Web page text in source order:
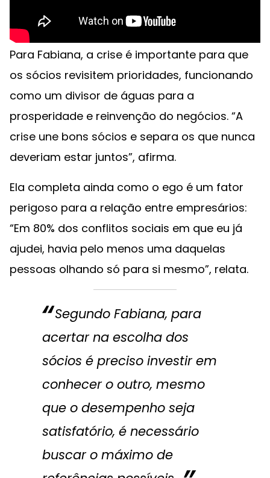
Para Fabiana, a crise é importante para que
os sócios revisitem prioridades, funcionando
como um divisor de águas para a
prosperidade e reinvenção do negócios. “A
crise une bons sócios e separa os que nunca
deveriam estar juntos”, afirma.
Ela completa ainda como o ego é um fator
perigoso para a relação entre empresários:
“Em 80% dos conflitos sociais em que eu já
ajudei, havia pelo menos uma daquelas
pessoas olhando só para si mesmo”, relata.
Segundo Fabiana, para
acertar na escolha dos
sócios é preciso investir em
conhecer o outro, mesmo
que o desempenho seja
satisfatório, é necessário
buscar o máximo de